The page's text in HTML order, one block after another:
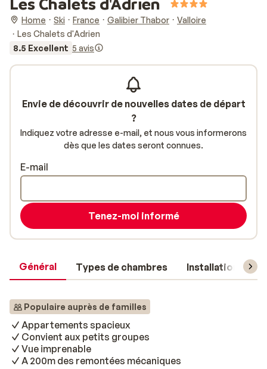
Home Ski France Galibier Thabor
Valloire
Les Chalets d'Adrien
8.5 Excellent 5 avis
Général Types de chambres Installations
Populaire auprès de familles
Appartements spacieux
Convient aux petits groupes
Vue imprenable
A 200m des remontées mécaniques
Envie de découvrir de nouvelles dates de départ
?
Indiquez votre adresse e-mail, et nous vous informerons
dès que les dates seront connues.
E-mail
Tenez-moi informé